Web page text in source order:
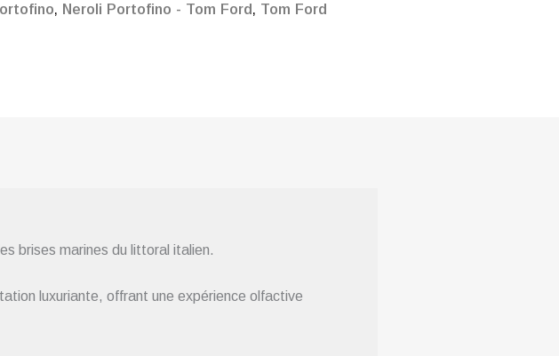
, Neroli Portofino - Tom Ford , Tom Ford
brises marines du littoral italien.
luxuriante, offrant une expérience olfactive